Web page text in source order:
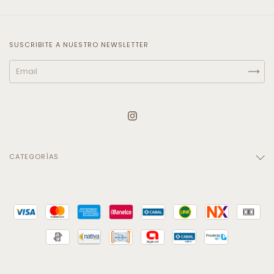
SUSCRIBITE A NUESTRO NEWSLETTER
CATEGORÍAS